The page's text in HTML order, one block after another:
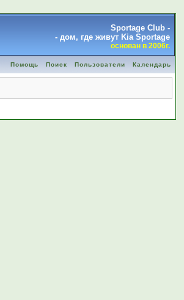
Sportage Club -
- дом, где живут Kia Sportage
основан в 2006г.
Помощь Поиск Пользователи Календарь